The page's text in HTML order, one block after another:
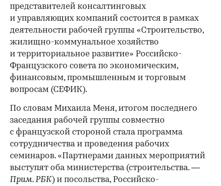
представителей консалтинговых
и управляющих компаний состоится в рамках
деятельности рабочей группы «Строительство,
жилищно-коммунальное хозяйство
и территориальное развитие» Российско-
Французского совета по экономическим,
финансовым, промышленным и торговым
вопросам (СЕФИК).
По словам Михаила Меня, итогом последнего
заседания рабочей группы совместно
с французской стороной стала программа
сотрудничества и проведения рабочих
семинаров. «Партнерами данных мероприятий
выступят оба министерства (строительства. —
Прим. РБК) и посольства, Российско-